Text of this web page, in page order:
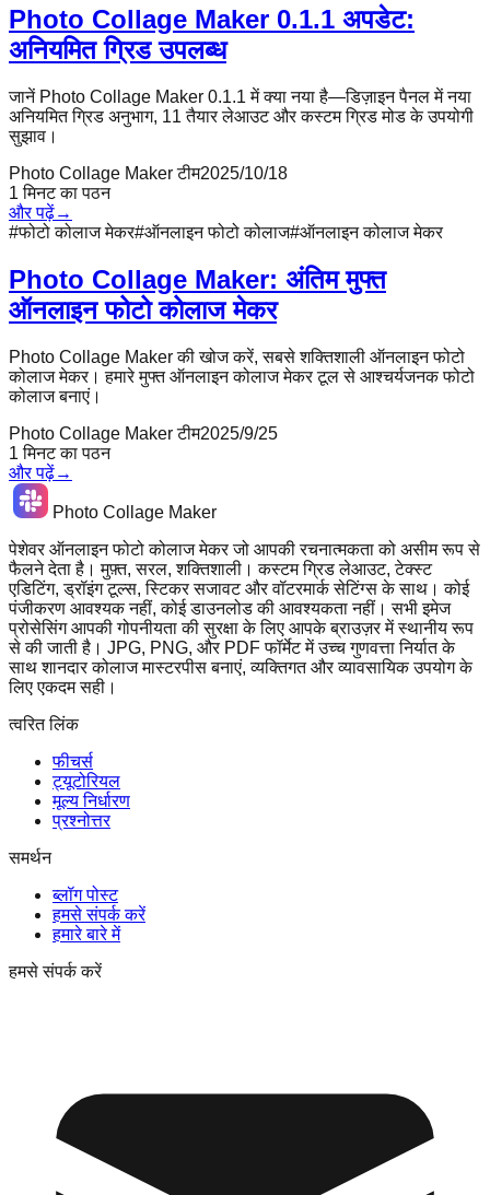
Photo Collage Maker 0.1.1 अपडेट:
अनियमित ग्रिड उपलब्ध
जानें Photo Collage Maker 0.1.1 में क्या नया है—डिज़ाइन पैनल में नया
अनियमित ग्रिड अनुभाग, 11 तैयार लेआउट और कस्टम ग्रिड मोड के उपयोगी
सुझाव।
Photo Collage Maker टीम2025/10/18
1 मिनट का पठन
और पढ़ें→
#फोटो कोलाज मेकर#ऑनलाइन फोटो कोलाज#ऑनलाइन कोलाज मेकर
Photo Collage Maker: अंतिम मुफ्त
ऑनलाइन फोटो कोलाज मेकर
Photo Collage Maker की खोज करें, सबसे शक्तिशाली ऑनलाइन फोटो
कोलाज मेकर। हमारे मुफ्त ऑनलाइन कोलाज मेकर टूल से आश्चर्यजनक फोटो
कोलाज बनाएं।
Photo Collage Maker टीम2025/9/25
1 मिनट का पठन
और पढ़ें→
Photo Collage Maker
पेशेवर ऑनलाइन फोटो कोलाज मेकर जो आपकी रचनात्मकता को असीम रूप से
फैलने देता है। मुफ़्त, सरल, शक्तिशाली। कस्टम ग्रिड लेआउट, टेक्स्ट
एडिटिंग, ड्रॉइंग टूल्स, स्टिकर सजावट और वॉटरमार्क सेटिंग्स के साथ। कोई
पंजीकरण आवश्यक नहीं, कोई डाउनलोड की आवश्यकता नहीं। सभी इमेज
प्रोसेसिंग आपकी गोपनीयता की सुरक्षा के लिए आपके ब्राउज़र में स्थानीय रूप
से की जाती है। JPG, PNG, और PDF फॉर्मेट में उच्च गुणवत्ता निर्यात के
साथ शानदार कोलाज मास्टरपीस बनाएं, व्यक्तिगत और व्यावसायिक उपयोग के
लिए एकदम सही।
त्वरित लिंक
फीचर्स
ट्यूटोरियल
मूल्य निर्धारण
प्रश्नोत्तर
समर्थन
ब्लॉग पोस्ट
हमसे संपर्क करें
हमारे बारे में
हमसे संपर्क करें